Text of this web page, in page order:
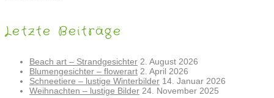
Letzte Beiträge
Beach art – Strandgesichter 2. August 2026
Blumengesichter – flowerart 2. April 2026
Schneetiere – lustige Winterbilder 14. Januar 2026
Weihnachten – lustige Bilder 24. November 2025